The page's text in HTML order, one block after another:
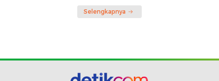
Selengkapnya